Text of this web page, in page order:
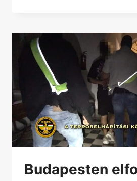
Budapesten